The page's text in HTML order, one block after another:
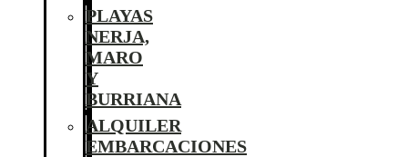
PLAYAS
NERJA,
MARO
Y
BURRIANA
ALQUILER
EMBARCACIONES